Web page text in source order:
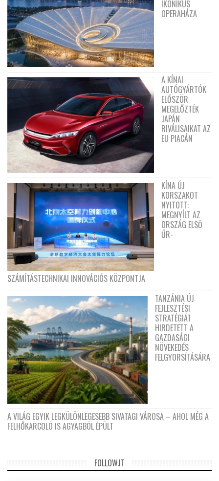
IKONIKUS
OPERAHÁZA
A KÍNAI
AUTÓGYÁRTÓK
ELŐSZÖR
MEGELŐZTÉK
JAPÁN
RIVÁLISAIKAT AZ
EU PIACÁN
KÍNA ÚJ
KORSZAKOT
NYITOTT:
MEGNYÍLT AZ
ORSZÁG ELSŐ
ŰR-
SZÁMÍTÁSTECHNIKAI INNOVÁCIÓS KÖZPONTJA
TANZÁNIA ÚJ
FEJLESZTÉSI
STRATÉGIÁT
HIRDETETT A
GAZDASÁGI
NÖVEKEDÉS
FELGYORSÍTÁSÁRA
A VILÁG EGYIK LEGKÜLÖNLEGESEBB SIVATAGI VÁROSA – AHOL MÉG A
FELHŐKARCOLÓ IS AGYAGBÓL ÉPÜLT
FOLLOW.IT